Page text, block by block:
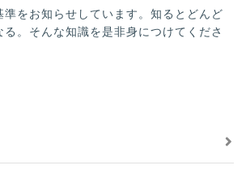
準をお知らせしています。知るとどんど
る。そんな知識を是非身につけてくださ